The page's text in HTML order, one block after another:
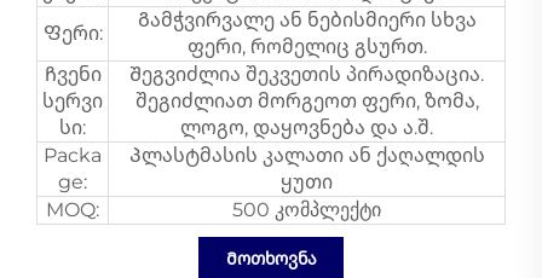
Ფერი:
Გამჭვირვალე ან ნებისმიერი სხვა
ფერი, რომელიც გსურთ.
Ჩვენი
სერვი
სი:
Შეგვიძლია შეკვეთის პირადიზაცია.
შეგიძლიათ მორგეოთ ფერი, ზომა,
ლოგო, დაყოვნება და ა.შ.
Packa
ge:
Პლასტმასის კალათი ან ქაღალდის
ყუთი
MOQ:
500 კომპლექტი
Მოთხოვნა